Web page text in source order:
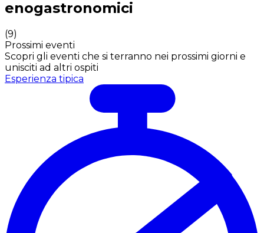
enogastronomici
(9)
Prossimi eventi
Scopri gli eventi che si terranno nei prossimi giorni e
unisciti ad altri ospiti
Esperienza tipica